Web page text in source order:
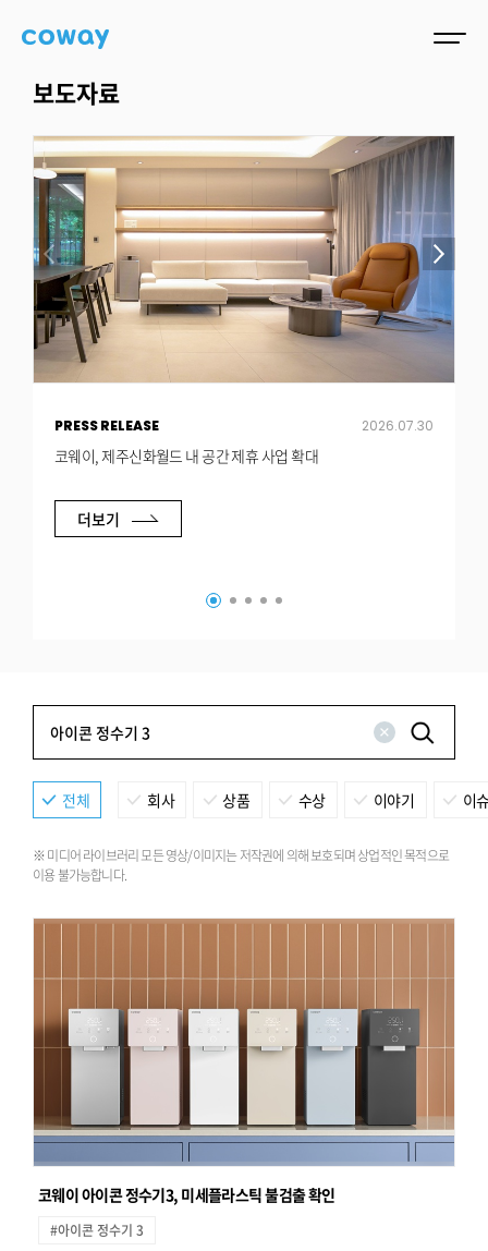
보도자료
PRESS RELEASE 2026.07.30
코웨이, 제주신화월드 내 공간 제휴 사업 확대
더보기
전체 회사 상품 수상 이야기 이
※ 미디어 라이브러리 모든 영상/이미지는 저작권에 의해 보호되며 상업적인 목적으로
이용 불가능합니다.
코웨이 아이콘 정수기3, 미세플라스틱 불검출 확인
#아이콘 정수기 3